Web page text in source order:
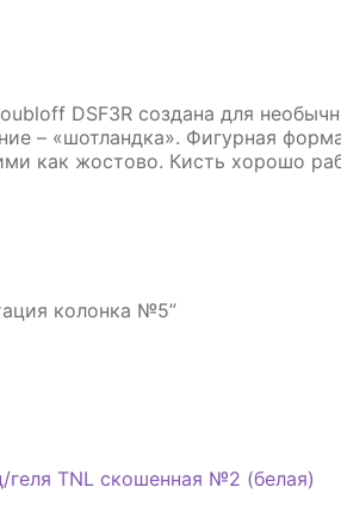
DSF3R создана для
– «шотландка». Фигурная
как жостово. Кисть хорошо
колонка №5”